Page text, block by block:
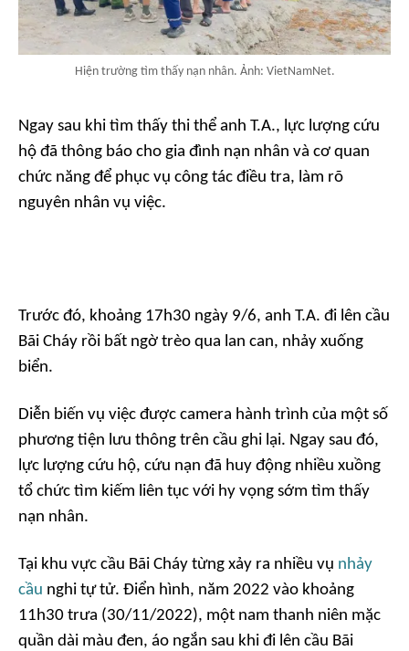
Hiện trường tìm thấy nạn nhân. Ảnh: VietNamNet.
Ngay sau khi tìm thấy thi thể anh T.A., lực lượng cứu
hộ đã thông báo cho gia đình nạn nhân và cơ quan
chức năng để phục vụ công tác điều tra, làm rõ
nguyên nhân vụ việc.
Trước đó, khoảng 17h30 ngày 9/6, anh T.A. đi lên cầu
Bãi Cháy rồi bất ngờ trèo qua lan can, nhảy xuống
biển.
Diễn biến vụ việc được camera hành trình của một số
phương tiện lưu thông trên cầu ghi lại. Ngay sau đó,
lực lượng cứu hộ, cứu nạn đã huy động nhiều xuồng
tổ chức tìm kiếm liên tục với hy vọng sớm tìm thấy
nạn nhân.
Tại khu vực cầu Bãi Cháy từng xảy ra nhiều vụ nhảy
cầu nghi tự tử. Điển hình, năm 2022 vào khoảng
11h30 trưa (30/11/2022), một nam thanh niên mặc
quần dài màu đen, áo ngắn sau khi đi lên cầu Bãi